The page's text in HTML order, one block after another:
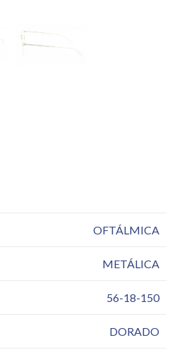
OFTÁLMICA
METÁLICA
56-18-150
DORADO